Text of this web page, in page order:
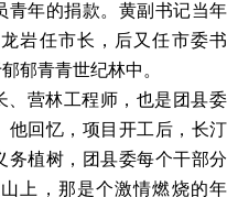
青年的捐款。黄副书记当年
岩任市长，后又任市委书
郁青青世纪林中。
、营林工程师，也是团县委
他回忆，项目开工后，长汀
务植树，团县委每个干部分
上，那是个激情燃烧的年